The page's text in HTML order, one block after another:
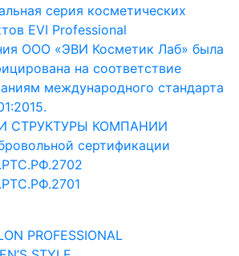
серия косметических
EVI Professional
ООО «ЭВИ Косметик Лаб» была
на соответствие
международного стандарта
СТРУКТУРЫ КОМПАНИИ
сертификации
PROFESSIONAL